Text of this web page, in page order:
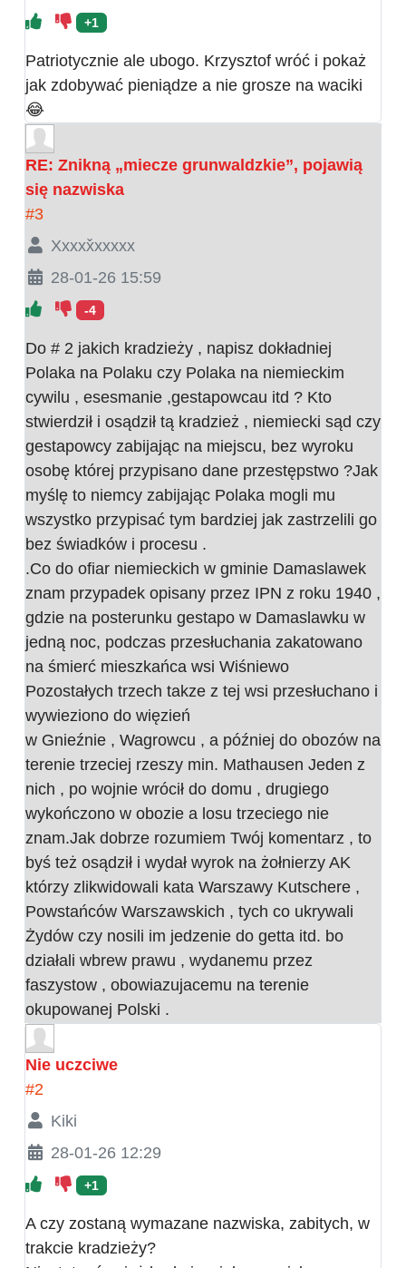
+1
Patriotycznie ale ubogo. Krzysztof wróć i pokaż
jak zdobywać pieniądze a nie grosze na waciki
😂
RE: Znikną „miecze grunwaldzkie”, pojawią
się nazwiska
#3
Xxxxx̌xxxxx
28-01-26 15:59
-4
Do # 2 jakich kradzieży , napisz dokładniej
Polaka na Polaku czy Polaka na niemieckim
cywilu , esesmanie ,gestapowcau itd ? Kto
stwierdził i osądził tą kradzież , niemiecki sąd czy
gestapowcy zabijając na miejscu, bez wyroku
osobę której przypisano dane przestępstwo ?Jak
myślę to niemcy zabijając Polaka mogli mu
wszystko przypisać tym bardziej jak zastrzelili go
bez świadków i procesu .
.Co do ofiar niemieckich w gminie Damaslawek
znam przypadek opisany przez IPN z roku 1940 ,
gdzie na posterunku gestapo w Damaslawku w
jedną noc, podczas przesłuchania zakatowano
na śmierć mieszkańca wsi Wiśniewo
Pozostałych trzech takze z tej wsi przesłuchano i
wywieziono do więzień
w Gnieźnie , Wagrowcu , a później do obozów na
terenie trzeciej rzeszy min. Mathausen Jeden z
nich , po wojnie wrócił do domu , drugiego
wykończono w obozie a losu trzeciego nie
znam.Jak dobrze rozumiem Twój komentarz , to
byś też osądził i wydał wyrok na żołnierzy AK
którzy zlikwidowali kata Warszawy Kutschere ,
Powstańców Warszawskich , tych co ukrywali
Żydów czy nosili im jedzenie do getta itd. bo
działali wbrew prawu , wydanemu przez
faszystow , obowiazujacemu na terenie
okupowanej Polski .
Nie uczciwe
#2
Kiki
28-01-26 12:29
+1
A czy zostaną wymazane nazwiska, zabitych, w
trakcie kradzieży?